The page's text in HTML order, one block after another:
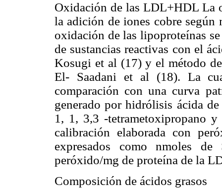
Oxidación de las LDL+HDL La
la adición de iones cobre según
oxidación de las lipoproteínas
de sustancias reactivas con el
Kosugi et al (17) y el método
El- Saadani et al (18). La
comparación con una curva
generado por hidrólisis ácida
1, 1, 3,3 -tetrametoxipropano
calibración elaborada con
expresados como nmoles
peróxido/mg de proteína de la
Composición de ácidos grasos